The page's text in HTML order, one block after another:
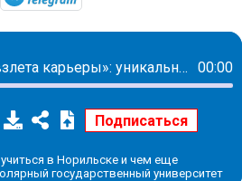
«Вуз быстрого взлета карьеры»: уникальное явление - 98% выпускников норильского вуза трудоустраиваются 00:00
в Норильске и чем еще
государственный университет